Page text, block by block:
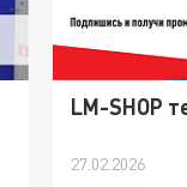
LM-SHOP
27.02.2026